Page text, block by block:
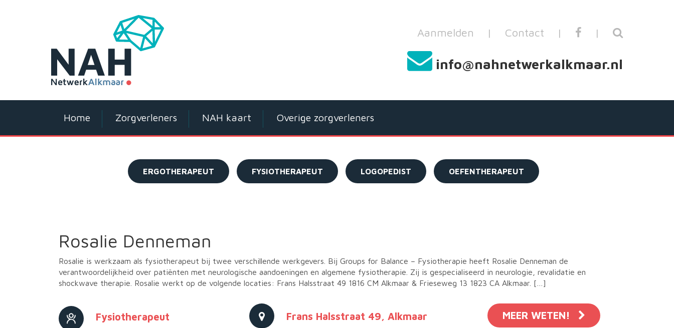
Aanmelden | Contact | |
info@nahnetwerkalkmaar.nl
Home Zorgverleners NAH kaart Overige zorgverleners
ERGOTHERAPEUT FYSIOTHERAPEUT LOGOPEDIST OEFENTHERAPEUT
Rosalie Denneman
Rosalie is werkzaam als fysiotherapeut bij twee verschillende werkgevers. Bij Groups for Balance – Fysiotherapie heeft Rosalie Denneman de
verantwoordelijkheid over patiënten met neurologische aandoeningen en algemene fysiotherapie. Zij is gespecialiseerd in neurologie, revalidatie en
shockwave therapie. Rosalie werkt op de volgende locaties: Frans Halsstraat 49 1816 CM Alkmaar & Frieseweg 13 1823 CA Alkmaar. […]
Fysiotherapeut Frans Halsstraat 49, Alkmaar MEER WETEN!